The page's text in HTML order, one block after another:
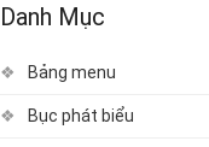
Danh Mục
Bảng menu
Bục phát biểu